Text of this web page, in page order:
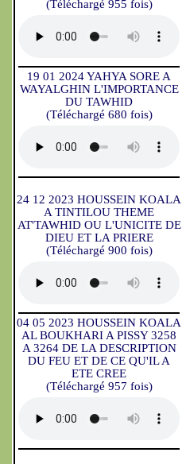
(Téléchargé 955 fois)
19 01 2024 YAHYA SORE A
WAYALGHIN L'IMPORTANCE
DU TAWHID
(Téléchargé 680 fois)
24 12 2023 HOUSSEIN KOALA
A TINTILOU THEME
AT'TAWHID OU L'UNICITE DE
DIEU ET LA PRIERE
(Téléchargé 900 fois)
04 05 2023 HOUSSEIN KOALA
AL BOUKHARI A PISSY 3258
A 3264 DE LA DESCRIPTION
DU FEU ET DE CE QU'IL A
ETE CREE
(Téléchargé 957 fois)